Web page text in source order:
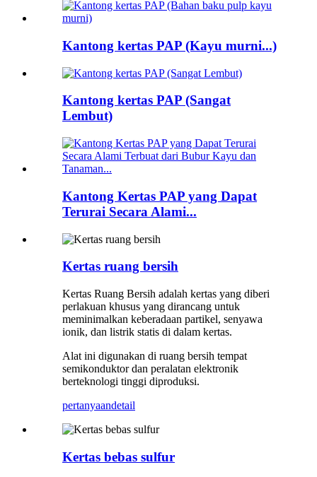
Kantong kertas PAP (Kayu murni...)
Kantong kertas PAP (Sangat
Lembut)
Kantong Kertas PAP yang Dapat
Terurai Secara Alami...
Kertas ruang bersih
Kertas Ruang Bersih adalah kertas yang diberi
perlakuan khusus yang dirancang untuk
meminimalkan keberadaan partikel, senyawa
ionik, dan listrik statis di dalam kertas.
Alat ini digunakan di ruang bersih tempat
semikonduktor dan peralatan elektronik
berteknologi tinggi diproduksi.
pertanyaandetail
Kertas bebas sulfur